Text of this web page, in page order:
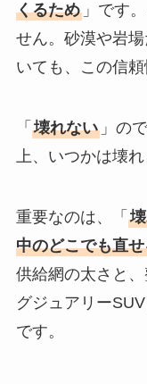
くるため」です
せん。砂漠や岩
いても、この信
「 壊れない」の
上、いつかは壊れ
重要なのは、「
中のどこでも直
供給網の太さと
グジュアリー
です。